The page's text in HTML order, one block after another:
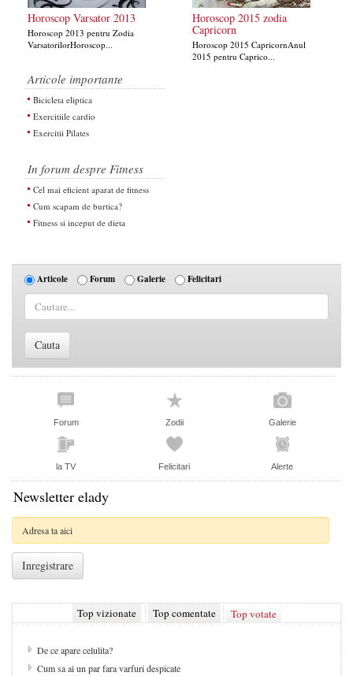
Horoscop Varsator 2013
Horoscop 2013 pentru Zodia
VarsatorilorHoroscop...
Horoscop 2015 zodia
Capricorn
Horoscop 2015 CapricornAnul
2015 pentru Caprico...
Articole importante
Bicicleta eliptica
Exercitiile cardio
Exercitii Pilates
In forum despre Fitness
Cel mai eficient aparat de fitness
Cum scapam de burtica?
Fitness si inceput de dieta
Articole Forum Galerie Felicitari
Forum Zodii Galerie
la TV Felicitari Alerte
Newsletter elady
Top vizionate Top comentate Top votate
De ce apare celulita?
Cum sa ai un par fara varfuri despicate